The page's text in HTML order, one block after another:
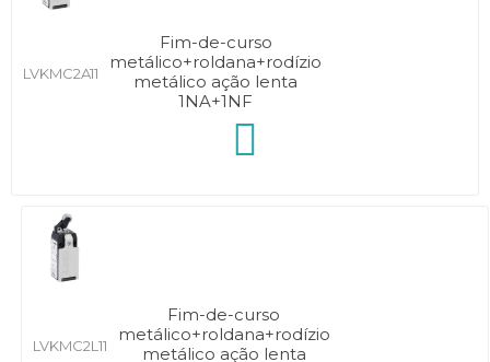
LVKMC2A11
Fim-de-curso
metálico+roldana+rodízio
metálico ação lenta
1NA+1NF
LVKMC2L11
Fim-de-curso
metálico+roldana+rodízio
metálico ação lenta